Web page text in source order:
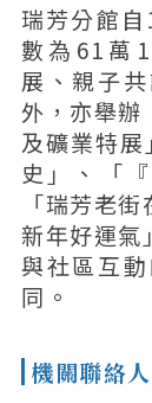
瑞芳分館
數為61萬
展、親子
外，亦舉辦
及礦業特
史」、「
「瑞芳老
新年好運氣
與社區互
同。
機關聯絡人